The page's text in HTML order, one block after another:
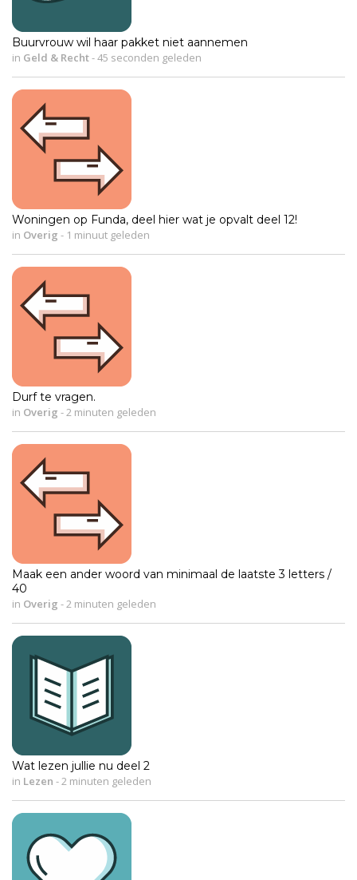
Buurvrouw wil haar pakket niet aannemen
in Geld & Recht-45 seconden geleden
Woningen op Funda, deel hier wat je opvalt deel 12!
in Overig - 1 minuut geleden
Durf te vragen.
in Overig -2 minuten geleden
Maak een ander woord van minimaal de laatste 3 letters /
40
in Overig -2 minuten geleden
Wat lezen jullie nu deel 2
in Lezen -2 minuten geleden